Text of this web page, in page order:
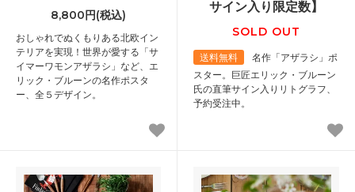
8,800円(税込)
おしゃれでぬくもりある北欧イン
テリアを実現！世界が愛する「サ
イマーワモンアザラシ」など、エ
リック・ブルーンの名作ポスタ
ー、全５デザイン。
サイン入り限定数】
SOLD OUT
送料無料
名作「アザラシ」ポ
スター。巨匠エリック・ブルーン
氏の直筆サイン入りリトグラフ、
予約受注中。